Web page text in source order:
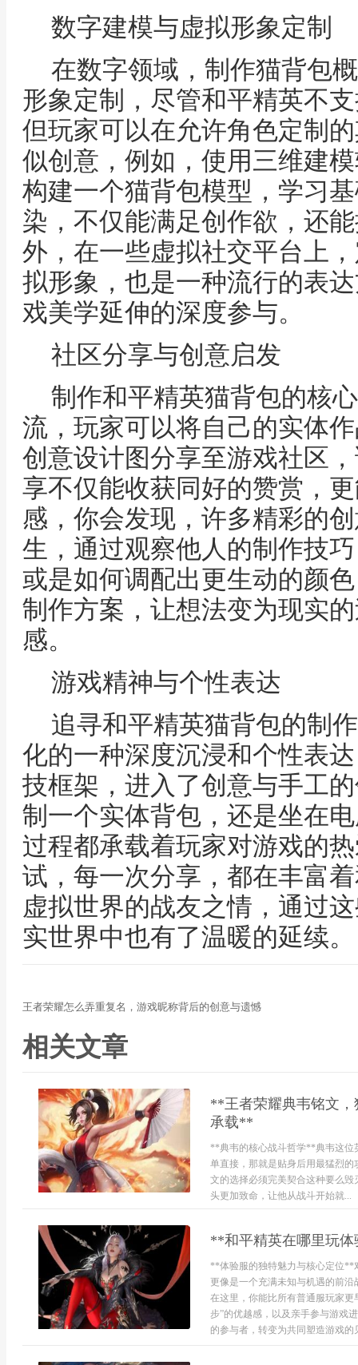
数字建模与虚拟形象定制
在数字领域，制作猫背包
形象定制，尽管和平精英不
但玩家可以在允许角色定制
似创意，例如，使用三维建
构建一个猫背包模型，学习
染，不仅能满足创作欲，还
外，在一些虚拟社交平台上
拟形象，也是一种流行的表
戏美学延伸的深度参与。
社区分享与创意启发
制作和平精英猫背包的核
流，玩家可以将自己的实体
创意设计图分享至游戏社区
享不仅能收获同好的赞赏，
感，你会发现，许多精彩的
生，通过观察他人的制作技
或是如何调配出更生动的颜
制作方案，让想法变为现实
感。
游戏精神与个性表达
追寻和平精英猫背包的制
化的一种深度沉浸和个性表
技框架，进入了创意与手工
制一个实体背包，还是坐在
过程都承载着玩家对游戏的
试，每一次分享，都在丰富
虚拟世界的战友之情，通过
实世界中也有了温暖的延续。
王者荣耀怎么弄重复名，游戏昵称背后的创意与遗憾
相关文章
**王者荣耀典韦铭文
承载**
**典韦的核心战斗哲学**典韦这位
单直接，那就是贴身后用最猛烈
文的选择必须完美契合这种要么
头更加致命，让他从战斗开始就...
**和平精英在哪里玩
**体验服的独特魅力与核心定位**
更像是一个充满未知与机遇的前
在这里，你能比所有普通服玩家
步”的优越感，以及亲手参与游戏
的参与者，转变为共同塑造游戏